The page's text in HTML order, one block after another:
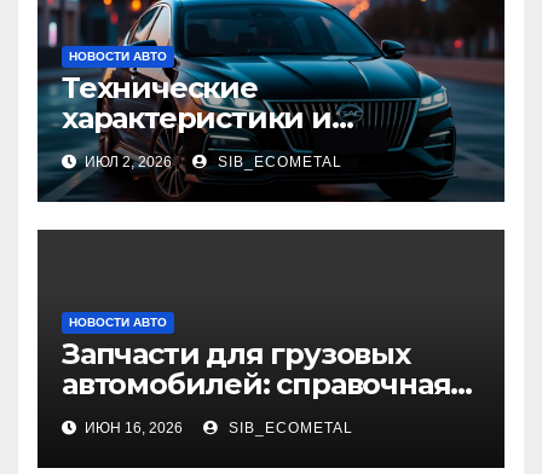
НОВОСТИ АВТО
Технические
характеристики и
доступные комплектации
GAC Empow
ИЮЛ 2, 2026 SIB_ECOMETAL
НОВОСТИ АВТО
Запчасти для грузовых
автомобилей: справочная
база по корейским и
японским моделям
ИЮН 16, 2026 SIB_ECOMETAL